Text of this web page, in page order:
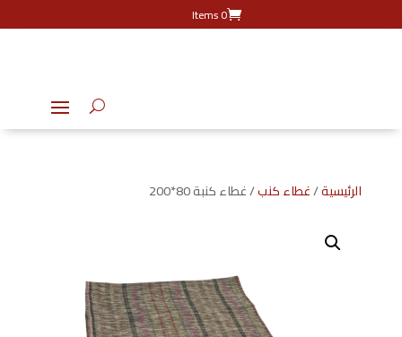
0 Items
الرئيسية/غطاء كنب/ غطاء كنبة 80*200